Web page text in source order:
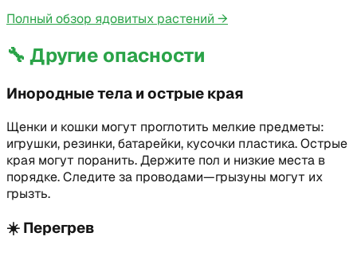
Полный обзор ядовитых растений →
🔧 Другие опасности
Инородные тела и острые края
Щенки и кошки могут проглотить мелкие предметы:
игрушки, резинки, батарейки, кусочки пластика. Острые
края могут поранить. Держите пол и низкие места в
порядке. Следите за проводами—грызуны могут их
грызть.
☀️ Перегрев